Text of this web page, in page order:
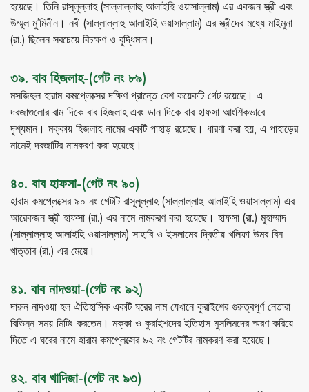
হয়েছে। তিনি রাসূলুল্লাহ (সাল্লাল্লাহু আলাইহি ওয়াসাল্লাম) এর একজন স্ত্রী এবং
উম্মুল মু’মিনীন। নবী (সাল্লাল্লাহু আলাইহি ওয়াসাল্লাম) এর স্ত্রীদের মধ্যে মাইমুনা
(রা.) ছিলেন সবচেয়ে বিচক্ষণ ও বুদ্ধিমান।
৩৯. বাব হিজলাহ-(গেট নং ৮৯)
মসজিদুল হারাম কমপ্লেক্সের দক্ষিণ প্রান্তে বেশ কয়েকটি গেট রয়েছে। এ
দরজাগুলোর বাম দিকে বাব হিজলাহ এবং ডান দিকে বাব হাফসা আংশিকভাবে
দৃশ্যমান। মক্কায় হিজলাহ নামের একটি পাহাড় রয়েছে। ধারণা করা হয়, এ পাহাড়ের
নামেই দরজাটির নামকরণ করা হয়েছে।
৪০. বাব হাফসা-(গেট নং ৯০)
হারাম কমপ্লেক্সের ৯০ নং গেটটি রাসূলূল্লাহ (সাল্লাল্লাহু আলাইহি ওয়াসাল্লাম) এর
আরেকজন স্ত্রী হাফসা (রা.) এর নামে নামকরণ করা হয়েছে। হাফসা (রা.) মুহাম্মাদ
(সাল্লাল্লাহু আলাইহি ওয়াসাল্লাম) সাহাবি ও ইসলামের দ্বিতীয় খলিফা উমর বিন
খাত্তাব (রা.) এর মেয়ে।
৪১. বাব নাদওয়া-(গেট নং ৯২)
দারুন নাদওয়া হল ঐতিহাসিক একটি ঘরের নাম যেখানে কুরাইশের গুরুত্বপূর্ণ নেতারা
বিভিন্ন সময় মিটিং করতেন। মক্কা ও কুরাইশদের ইতিহাস মুসলিমদের স্মরণ করিয়ে
দিতে এ ঘরের নামে হারাম কমপ্লেক্সের ৯২ নং গেটটির নামকরণ করা হয়েছে।
৪২. বাব খাদিজা-(গেট নং ৯৩)